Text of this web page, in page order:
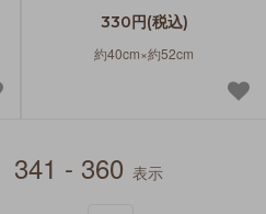
330円(税込)
約40cm×約52cm
341 - 360 表示